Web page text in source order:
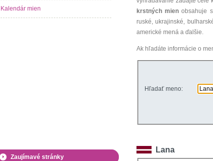
krstných mien obsahuje
ruské, ukrajinské,
americké mená a ďalšie.
Ak hľadáte informácie o
Hľadať meno:
Lana
Kalendár mien
Zaujímavé stránky